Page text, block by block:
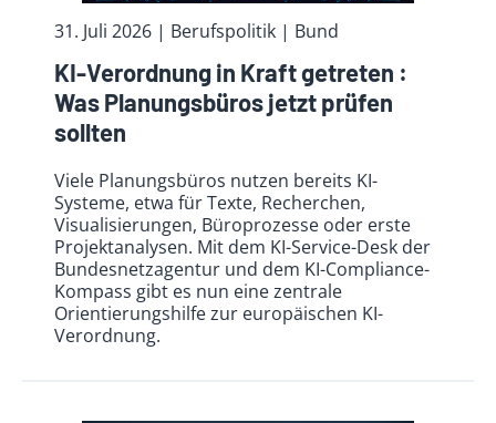
31. Juli 2026 | Berufspolitik | Bund
KI-Verordnung in Kraft getreten :
Was Planungsbüros jetzt prüfen
sollten
Viele Planungsbüros nutzen bereits KI-
Systeme, etwa für Texte, Recherchen,
Visualisierungen, Büroprozesse oder erste
Projektanalysen. Mit dem KI-Service-Desk der
Bundesnetzagentur und dem KI-Compliance-
Kompass gibt es nun eine zentrale
Orientierungshilfe zur europäischen KI-
Verordnung.